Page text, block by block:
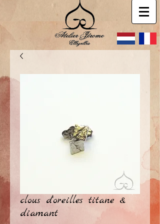
clous d'oreilles titane &
diamant